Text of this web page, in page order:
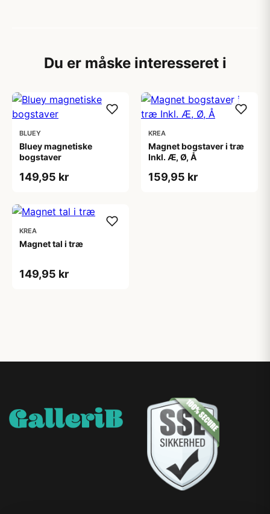
Du er måske interesseret i
BLUEY
Bluey magnetiske
bogstaver
149,95 kr
KREA
Magnet bogstaver i træ
Inkl. Æ, Ø, Å
159,95 kr
KREA
Magnet tal i træ
149,95 kr